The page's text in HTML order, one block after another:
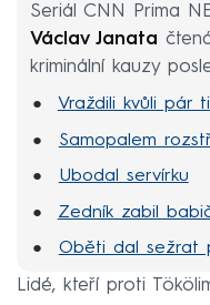
Seriál CNN Prima
Václav Janata
kriminální kauzy
Vraždili kvůli pár
Samopalem
Ubodal servírku
Zedník zabil
Oběti dal sežrat
Zavraždil
Lidé, kteří proti